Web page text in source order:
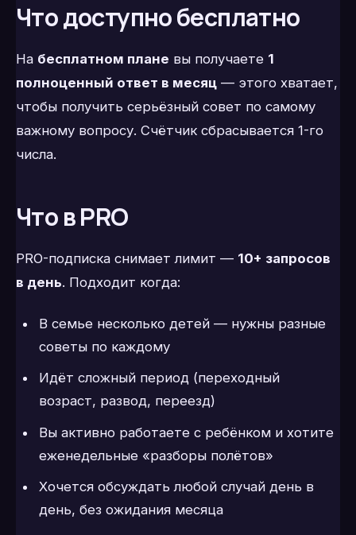
Что доступно бесплатно
На бесплатном плане вы получаете 1
полноценный ответ в месяц — этого хватает,
чтобы получить серьёзный совет по самому
важному вопросу. Счётчик сбрасывается 1-го
числа.
Что в PRO
PRO-подписка снимает лимит — 10+ запросов
в день. Подходит когда:
В семье несколько детей — нужны разные
советы по каждому
Идёт сложный период (переходный
возраст, развод, переезд)
Вы активно работаете с ребёнком и хотите
еженедельные «разборы полётов»
Хочется обсуждать любой случай день в
день, без ожидания месяца